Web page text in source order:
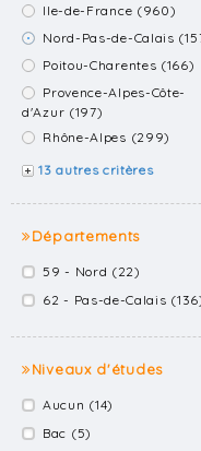
Ile-de-France (960)
Nord-Pas-de-Calais
Poitou-Charentes (166)
Provence-Alpes-Côte-
d'Azur (197)
Rhône-Alpes (299)
13 autres critères
Départements
59 - Nord (22)
62 - Pas-de-Calais
Niveaux d'études
Aucun (14)
Bac (5)